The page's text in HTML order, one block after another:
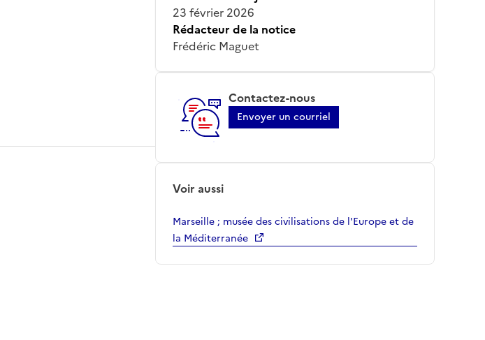
23 février 2026
Rédacteur de la notice
Frédéric Maguet
Contactez-nous
Envoyer un courriel
Voir aussi
Marseille ; musée des civilisations de l'Europe et de
la Méditerranée